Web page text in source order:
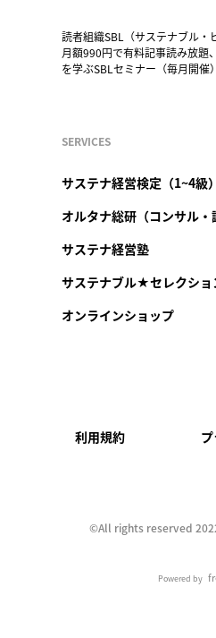
読者組織SBL（サステナブル・
月額990円で有料記事読み放題
を学ぶSBLセミナー（毎月開催
SERVICES
サステナ経営検定（1~4級）
オルタナ総研（コンサル・
サステナ経営塾
サステナブル★セレクショ
オンラインショップ
利用規約
©︎All rights reserved
Powered by